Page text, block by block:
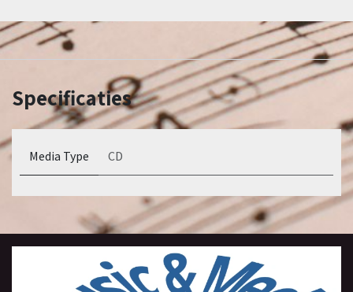
Specificaties
Media Type CD